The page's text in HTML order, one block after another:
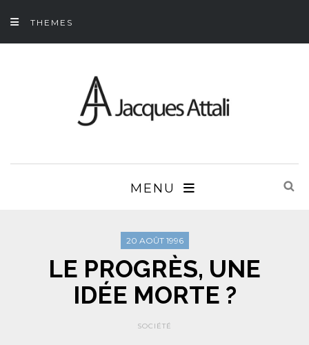
THEMES
MENU
20 AOÛT 1996
LE PROGRÈS, UNE
IDÉE MORTE ?
SOCIÉTÉ